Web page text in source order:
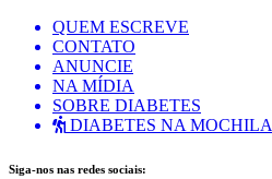
QUEM ESCREVE
CONTATO
ANUNCIE
NA MÍDIA
SOBRE DIABETES
DIABETES NA MOCHILA
Siga-nos nas redes sociais: